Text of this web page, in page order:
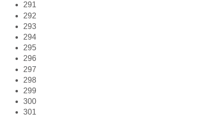
291
292
293
294
295
296
297
298
299
300
301